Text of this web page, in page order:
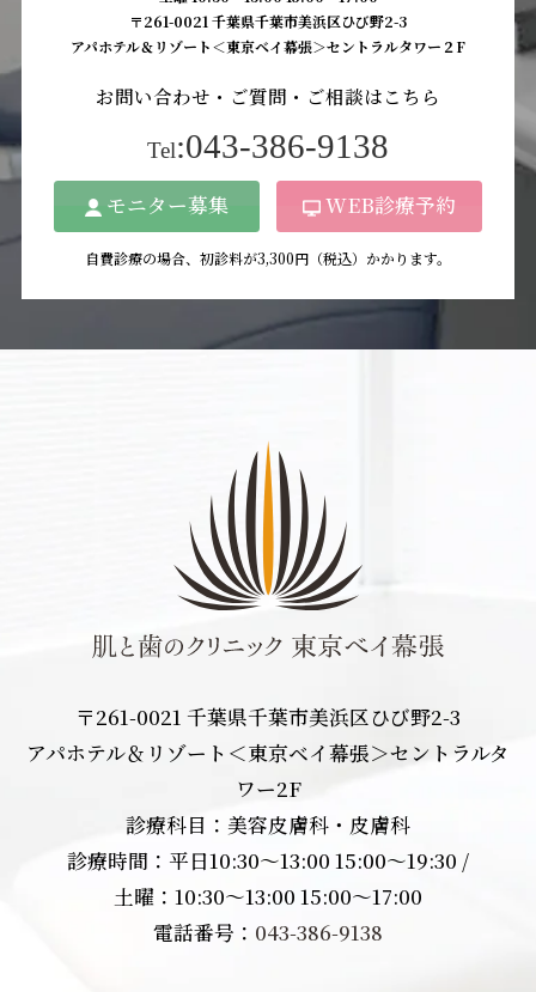
〒261-0021 千葉県千葉市美浜区ひび野2-3
アパホテル＆リゾート＜東京ベイ幕張＞セントラルタワー２F
お問い合わせ・ご質問・ご相談はこちら
Tel:043-386-9138
モニター募集 WEB診療予約
自費診療の場合、初診料が3,300円（税込）かかります。
〒261-0021 千葉県千葉市美浜区ひび野2-3
アパホテル＆リゾート＜東京ベイ幕張＞セントラルタ
ワー2F
診療科目：美容皮膚科・皮膚科
診療時間：平日10:30〜13:00 15:00〜19:30 /
土曜：10:30〜13:00 15:00〜17:00
電話番号： 043-386-9138